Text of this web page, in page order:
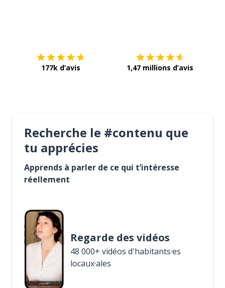
177k d’avis 1,47 millions d’avis
Recherche le #contenu que
tu apprécies
Apprends à parler de ce qui t’intéresse
réellement
Regarde des vidéos
48 000+ vidéos d'habitants·es
locaux·ales